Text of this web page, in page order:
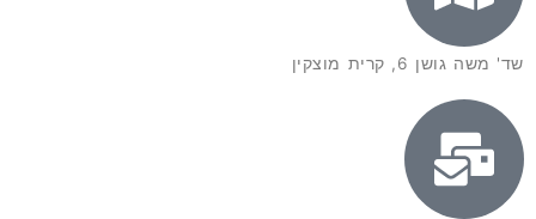
שד' משה גושן 6, קרית מוצקין